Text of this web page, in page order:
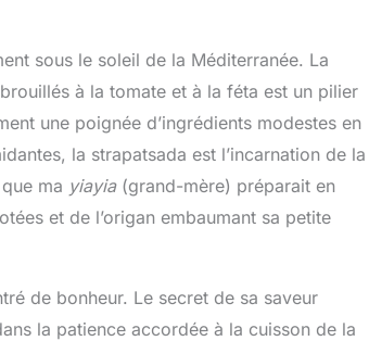
sous le soleil de la Méditerranée. La
à la tomate et à la féta est un pilier
une poignée d’ingrédients modestes en
la strapatsada est l’incarnation de la
ma yiayia(grand-mère) préparait en
et de l’origan embaumant sa petite
de bonheur. Le secret de sa saveur
la patience accordée à la cuisson de la